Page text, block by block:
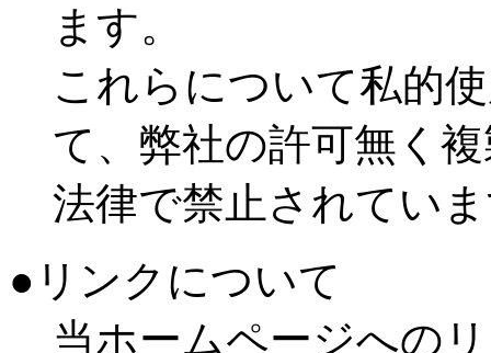
ます。
これらについて私的
て、弊社の許可無く
法律で禁止されてい
●リンクについて
当ホームページへの